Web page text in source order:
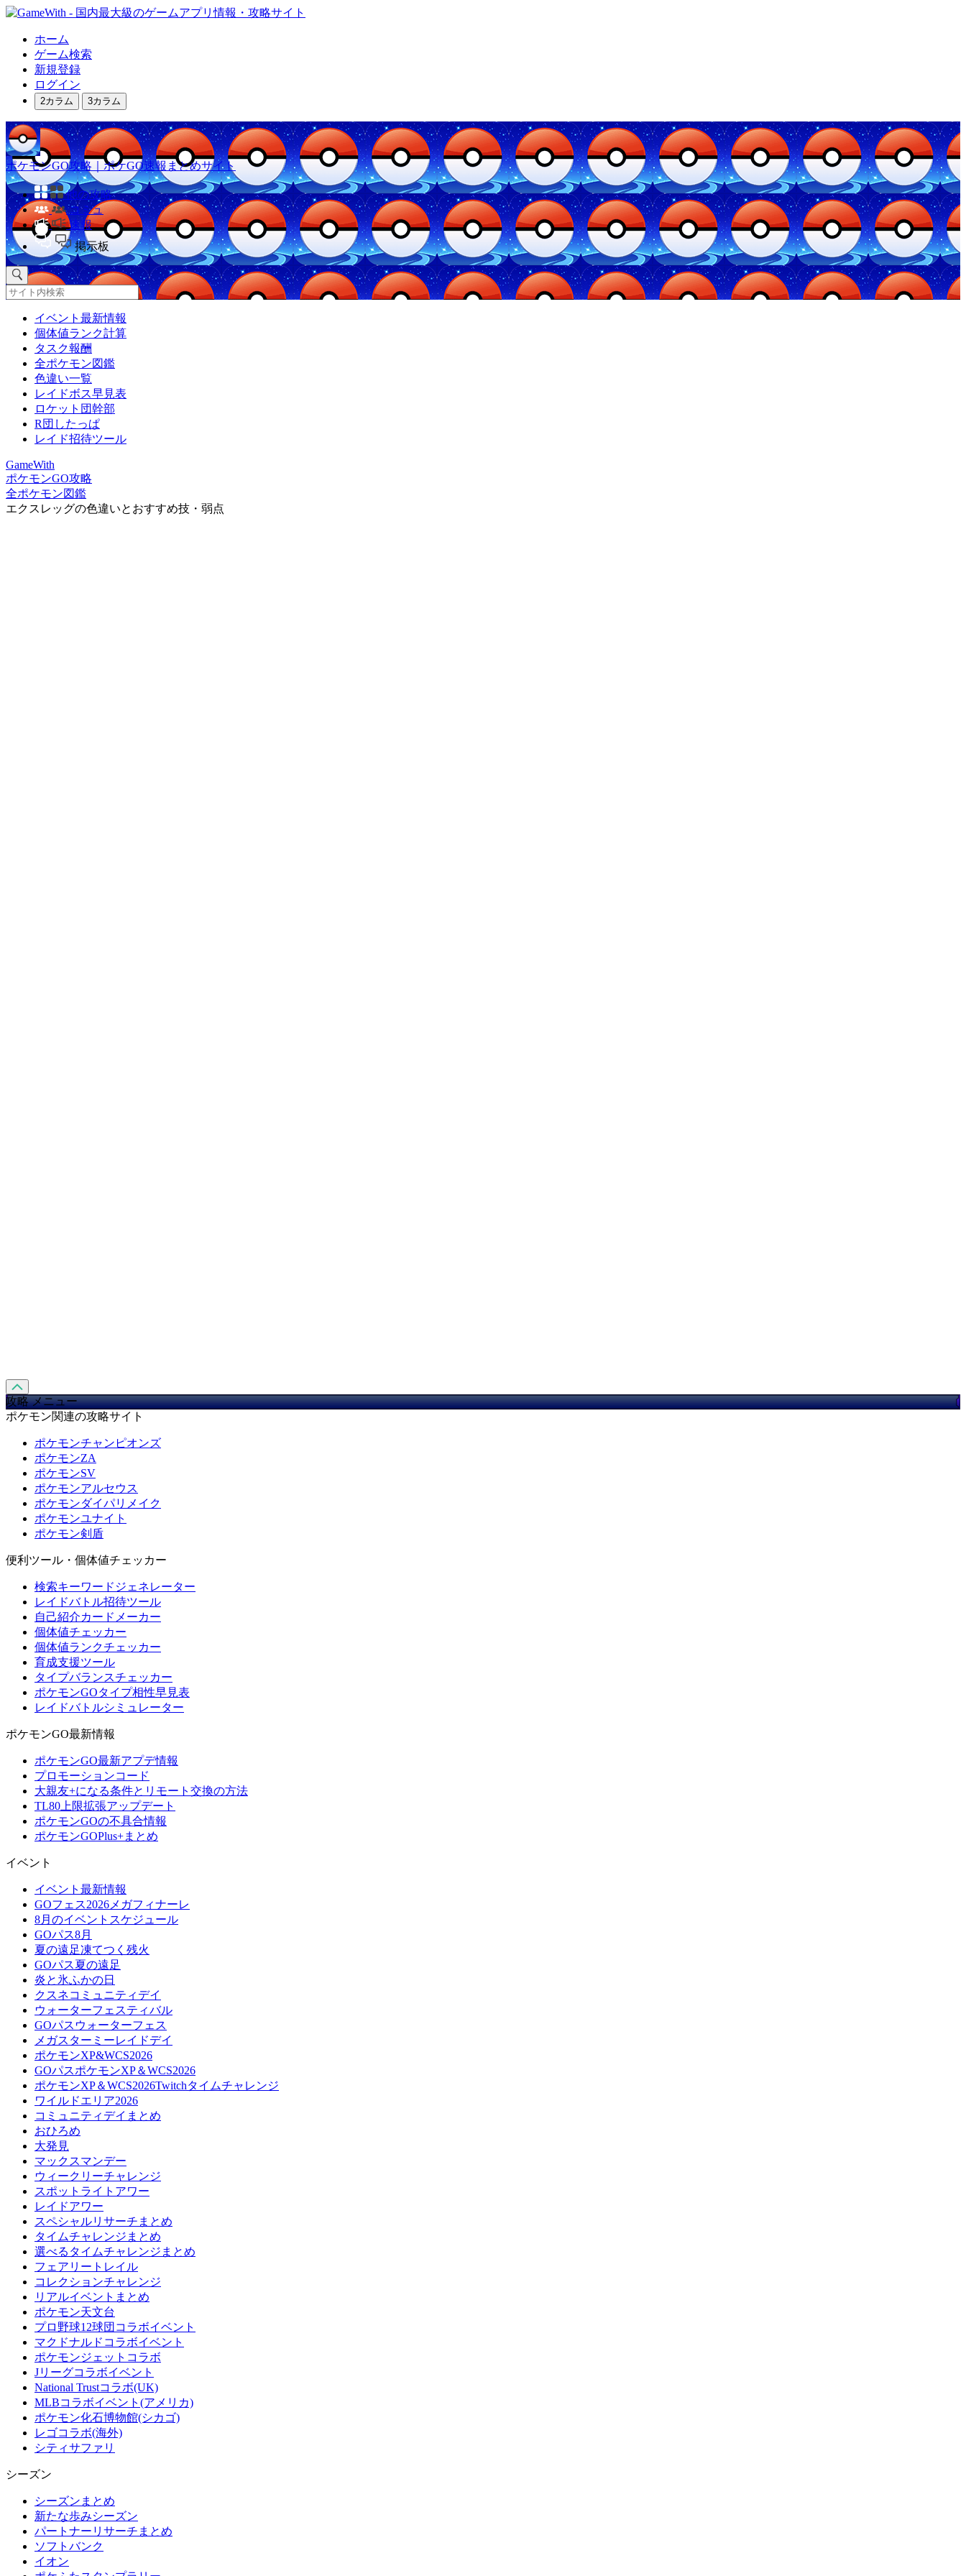
ホーム
ゲーム検索
新規登録
ログイン
2カラム 3カラム
ポケモンGO攻略｜ポケGO速報まとめサイト
他の攻略
コミュ
速報
掲示板
イベント最新情報
個体値ランク計算
タスク報酬
全ポケモン図鑑
色違い一覧
レイドボス早見表
ロケット団幹部
R団したっぱ
レイド招待ツール
GameWith
ポケモンGO攻略
全ポケモン図鑑
エクスレッグの色違いとおすすめ技・弱点
攻略 メニュー
ポケモン関連の攻略サイト
ポケモンチャンピオンズ
ポケモンZA
ポケモンSV
ポケモンアルセウス
ポケモンダイパリメイク
ポケモンユナイト
ポケモン剣盾
便利ツール・個体値チェッカー
検索キーワードジェネレーター
レイドバトル招待ツール
自己紹介カードメーカー
個体値チェッカー
個体値ランクチェッカー
育成支援ツール
タイプバランスチェッカー
ポケモンGOタイプ相性早見表
レイドバトルシミュレーター
ポケモンGO最新情報
ポケモンGO最新アプデ情報
プロモーションコード
大親友+になる条件とリモート交換の方法
TL80上限拡張アップデート
ポケモンGOの不具合情報
ポケモンGOPlus+まとめ
イベント
イベント最新情報
GOフェス2026メガフィナーレ
8月のイベントスケジュール
GOパス8月
夏の遠足凍てつく残火
GOパス夏の遠足
炎と氷ふかの日
クスネコミュニティデイ
ウォーターフェスティバル
GOパスウォーターフェス
メガスターミーレイドデイ
ポケモンXP&WCS2026
GOパスポケモンXP＆WCS2026
ポケモンXP＆WCS2026Twitchタイムチャレンジ
ワイルドエリア2026
コミュニティデイまとめ
おひろめ
大発見
マックスマンデー
ウィークリーチャレンジ
スポットライトアワー
レイドアワー
スペシャルリサーチまとめ
タイムチャレンジまとめ
選べるタイムチャレンジまとめ
フェアリートレイル
コレクションチャレンジ
リアルイベントまとめ
ポケモン天文台
プロ野球12球団コラボイベント
マクドナルドコラボイベント
ポケモンジェットコラボ
Jリーグコラボイベント
National Trustコラボ(UK)
MLBコラボイベント(アメリカ)
ポケモン化石博物館(シカゴ)
レゴコラボ(海外)
シティサファリ
シーズン
シーズンまとめ
新たな歩みシーズン
パートナーリサーチまとめ
ソフトバンク
イオン